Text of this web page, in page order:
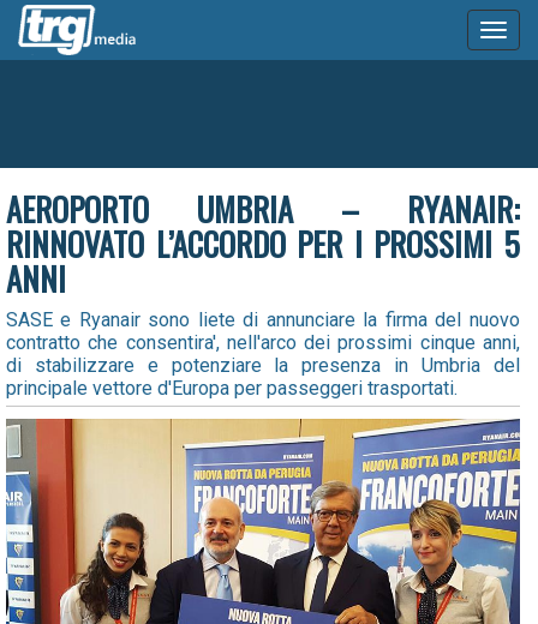
AEROPORTO UMBRIA – RYANAIR:
RINNOVATO L’ACCORDO PER I PROSSIMI 5
ANNI
SASE e Ryanair sono liete di annunciare la firma del nuovo
contratto che consentira', nell'arco dei prossimi cinque anni,
di stabilizzare e potenziare la presenza in Umbria del
principale vettore d'Europa per passeggeri trasportati.